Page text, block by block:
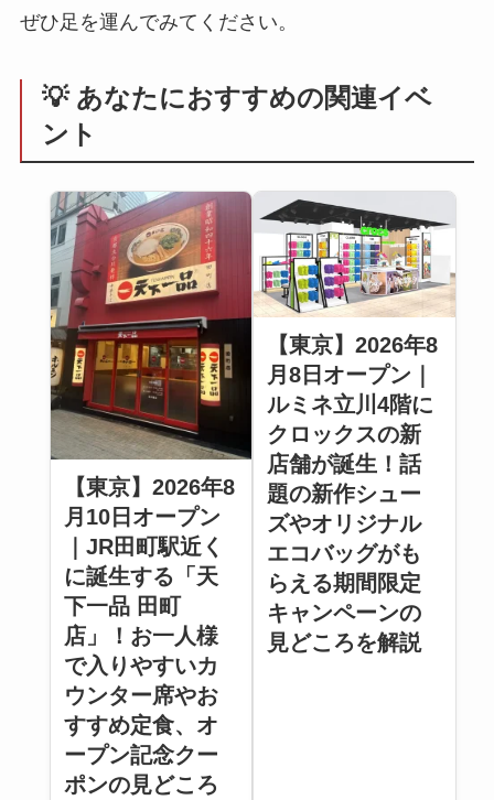
ぜひ足を運んでみてください。
💡 あなたにおすすめの関連イベ
ント
【東京】2026年8
月10日オープン
｜JR田町駅近く
に誕生する「天
下一品 田町
店」！お一人様
で入りやすいカ
ウンター席やお
すすめ定食、オ
ープン記念クー
ポンの見どころ
【東京】2026年8
月8日オープン｜
ルミネ立川4階に
クロックスの新
店舗が誕生！話
題の新作シュー
ズやオリジナル
エコバッグがも
らえる期間限定
キャンペーンの
見どころを解説